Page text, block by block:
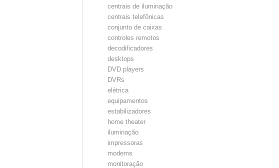
centrais de iluminação
centrais telefônicas
conjunto de caixas
controles remotos
decodificadores
desktops
DVD players
DVRs
elétrica
equipamentos
estabilizadores
home theater
iluminação
impressoras
modems
monitoração